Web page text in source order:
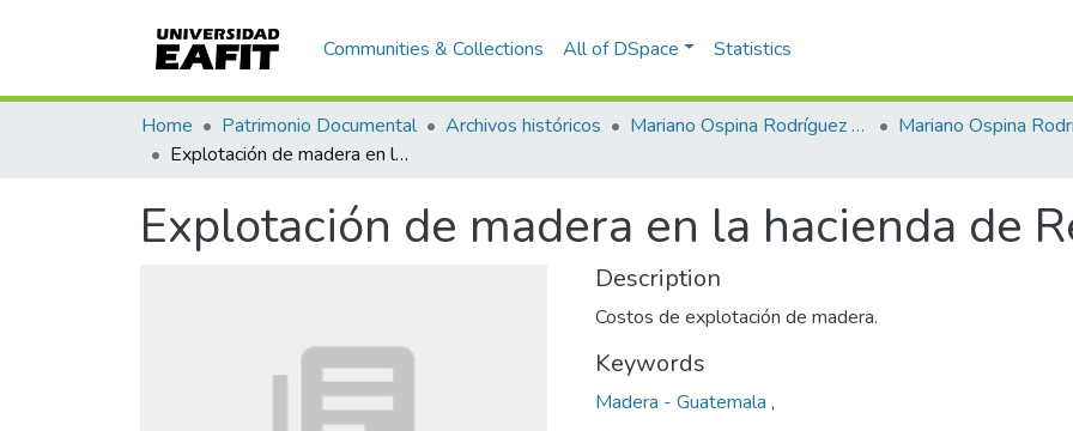
Communities & Collections All of DSpace Statistics
Home Patrimonio Documental Archivos históricos Mariano Ospina Rodríguez (1826 -1912) Mariano Ospina
Explotación de madera en la hacienda de Reyes
Explotación de madera en la hacienda de
Description
Costos de explotación de madera.
Keywords
Madera - Guatemala ,